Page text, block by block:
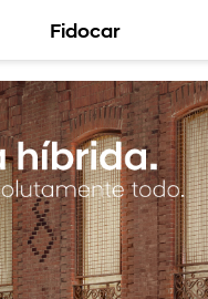
Fidocar